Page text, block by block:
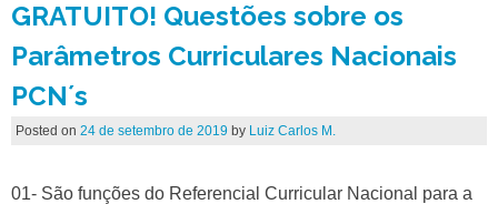
GRATUITO! Questões sobre os
Parâmetros Curriculares Nacionais
PCN´s
Posted on 24 de setembro de 2019 by Luiz Carlos M.
01- São funções do Referencial Curricular Nacional para a